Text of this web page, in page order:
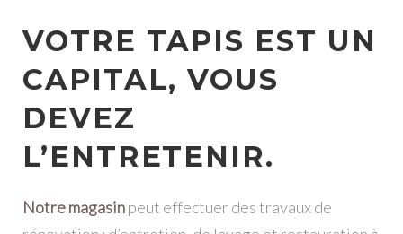
VOTRE TAPIS EST UN
CAPITAL, VOUS
DEVEZ
L’ENTRETENIR.
Notre magasinpeut effectuer des travaux de